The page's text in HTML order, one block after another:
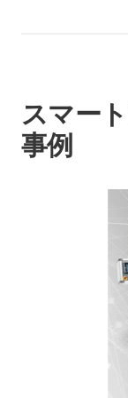
スマー
事例